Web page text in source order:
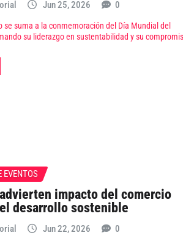
Jun 25, 2026 0
se suma a la conmemoración del Día Mundial del
su liderazgo en sustentabilidad y su
EVENTOS
impacto del comercio
desarrollo sostenible
Jun 22, 2026 0